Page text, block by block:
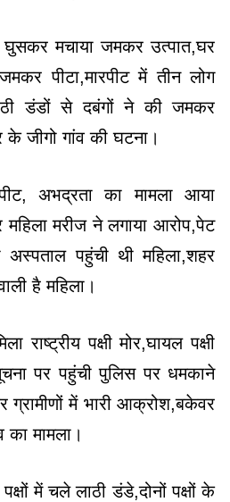
घुसकर मचाया जमकर उत्पात,घर
पीटा,मारपीट में तीन लोग
डंडों से दबंगों ने की जमकर
के जीगो गांव की घटना।
अभद्रता का मामला आया
मरीज ने लगाया आरोप,पेट
पहुंची थी महिला,शहर
है महिला।
पक्षी मोर,घायल पक्षी
पर पहुंची पुलिस पर धमकाने
में भारी आक्रोश,बकेवर
का मामला।
में चले लाठी डंडे,दोनों पक्षों के